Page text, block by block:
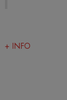
+ INFO